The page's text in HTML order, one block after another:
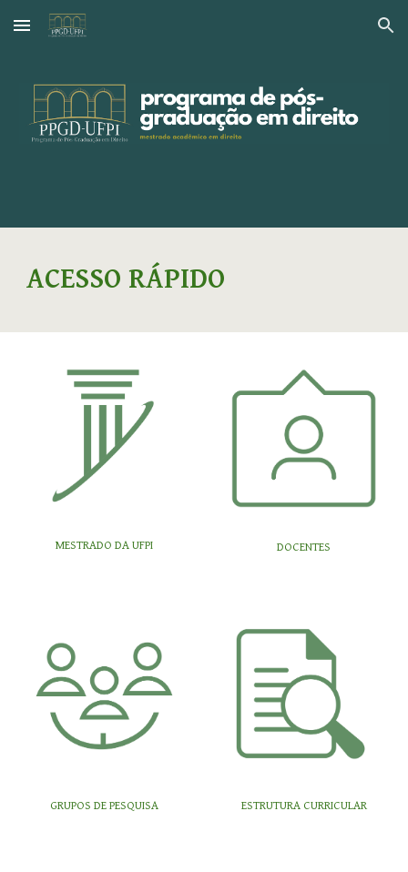
Skip to main content Skip to navigation
ACESSO RÁPIDO
MESTRADO DA UFPI DOCENTES
GRUPOS DE PESQUISA ESTRUTURA CURRICULAR